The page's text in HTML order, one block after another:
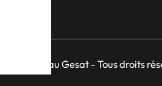
le Réseau Gesat - Tous droits